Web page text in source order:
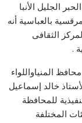
الجليل الأنبا
بالعباسية أنه
الثقافى
.
المنياواللواء
خالد إسماعيل
للمحافظة
المختلفة